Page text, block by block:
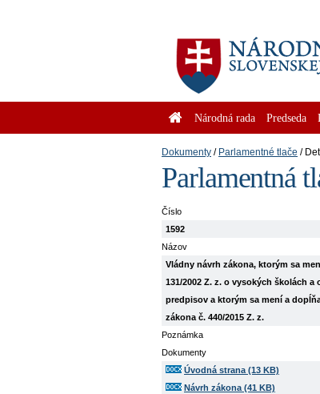
Národná rada Predseda
Dokumenty Parlamentné tlače
Parlamentná
Číslo
1592
Názov
Vládny návrh zákona, ktorým sa
131/2002 Z. z. o vysokých školách
predpisov a ktorým sa mení a
zákona č. 440/2015 Z. z.
Poznámka
Dokumenty
Úvodná strana (13 KB)
Návrh zákona (41 KB)